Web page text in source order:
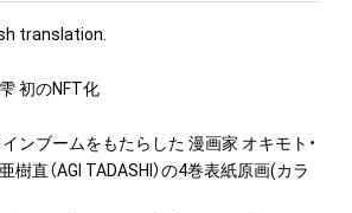
translation.
初のNFT化
ンブームをもたらした 漫画家 オキモト・
樹直（AGI TADASHI）の4巻表紙原画(カラ